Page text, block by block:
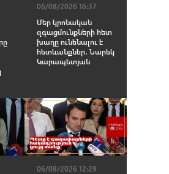
06/08/2026 16:37
Մեր կրոնական
զգացմունքների հետ
խաղը ունենալու է
հետևանքներ․ Նարեկ
Կարապետյան
06/08/2026 12:29